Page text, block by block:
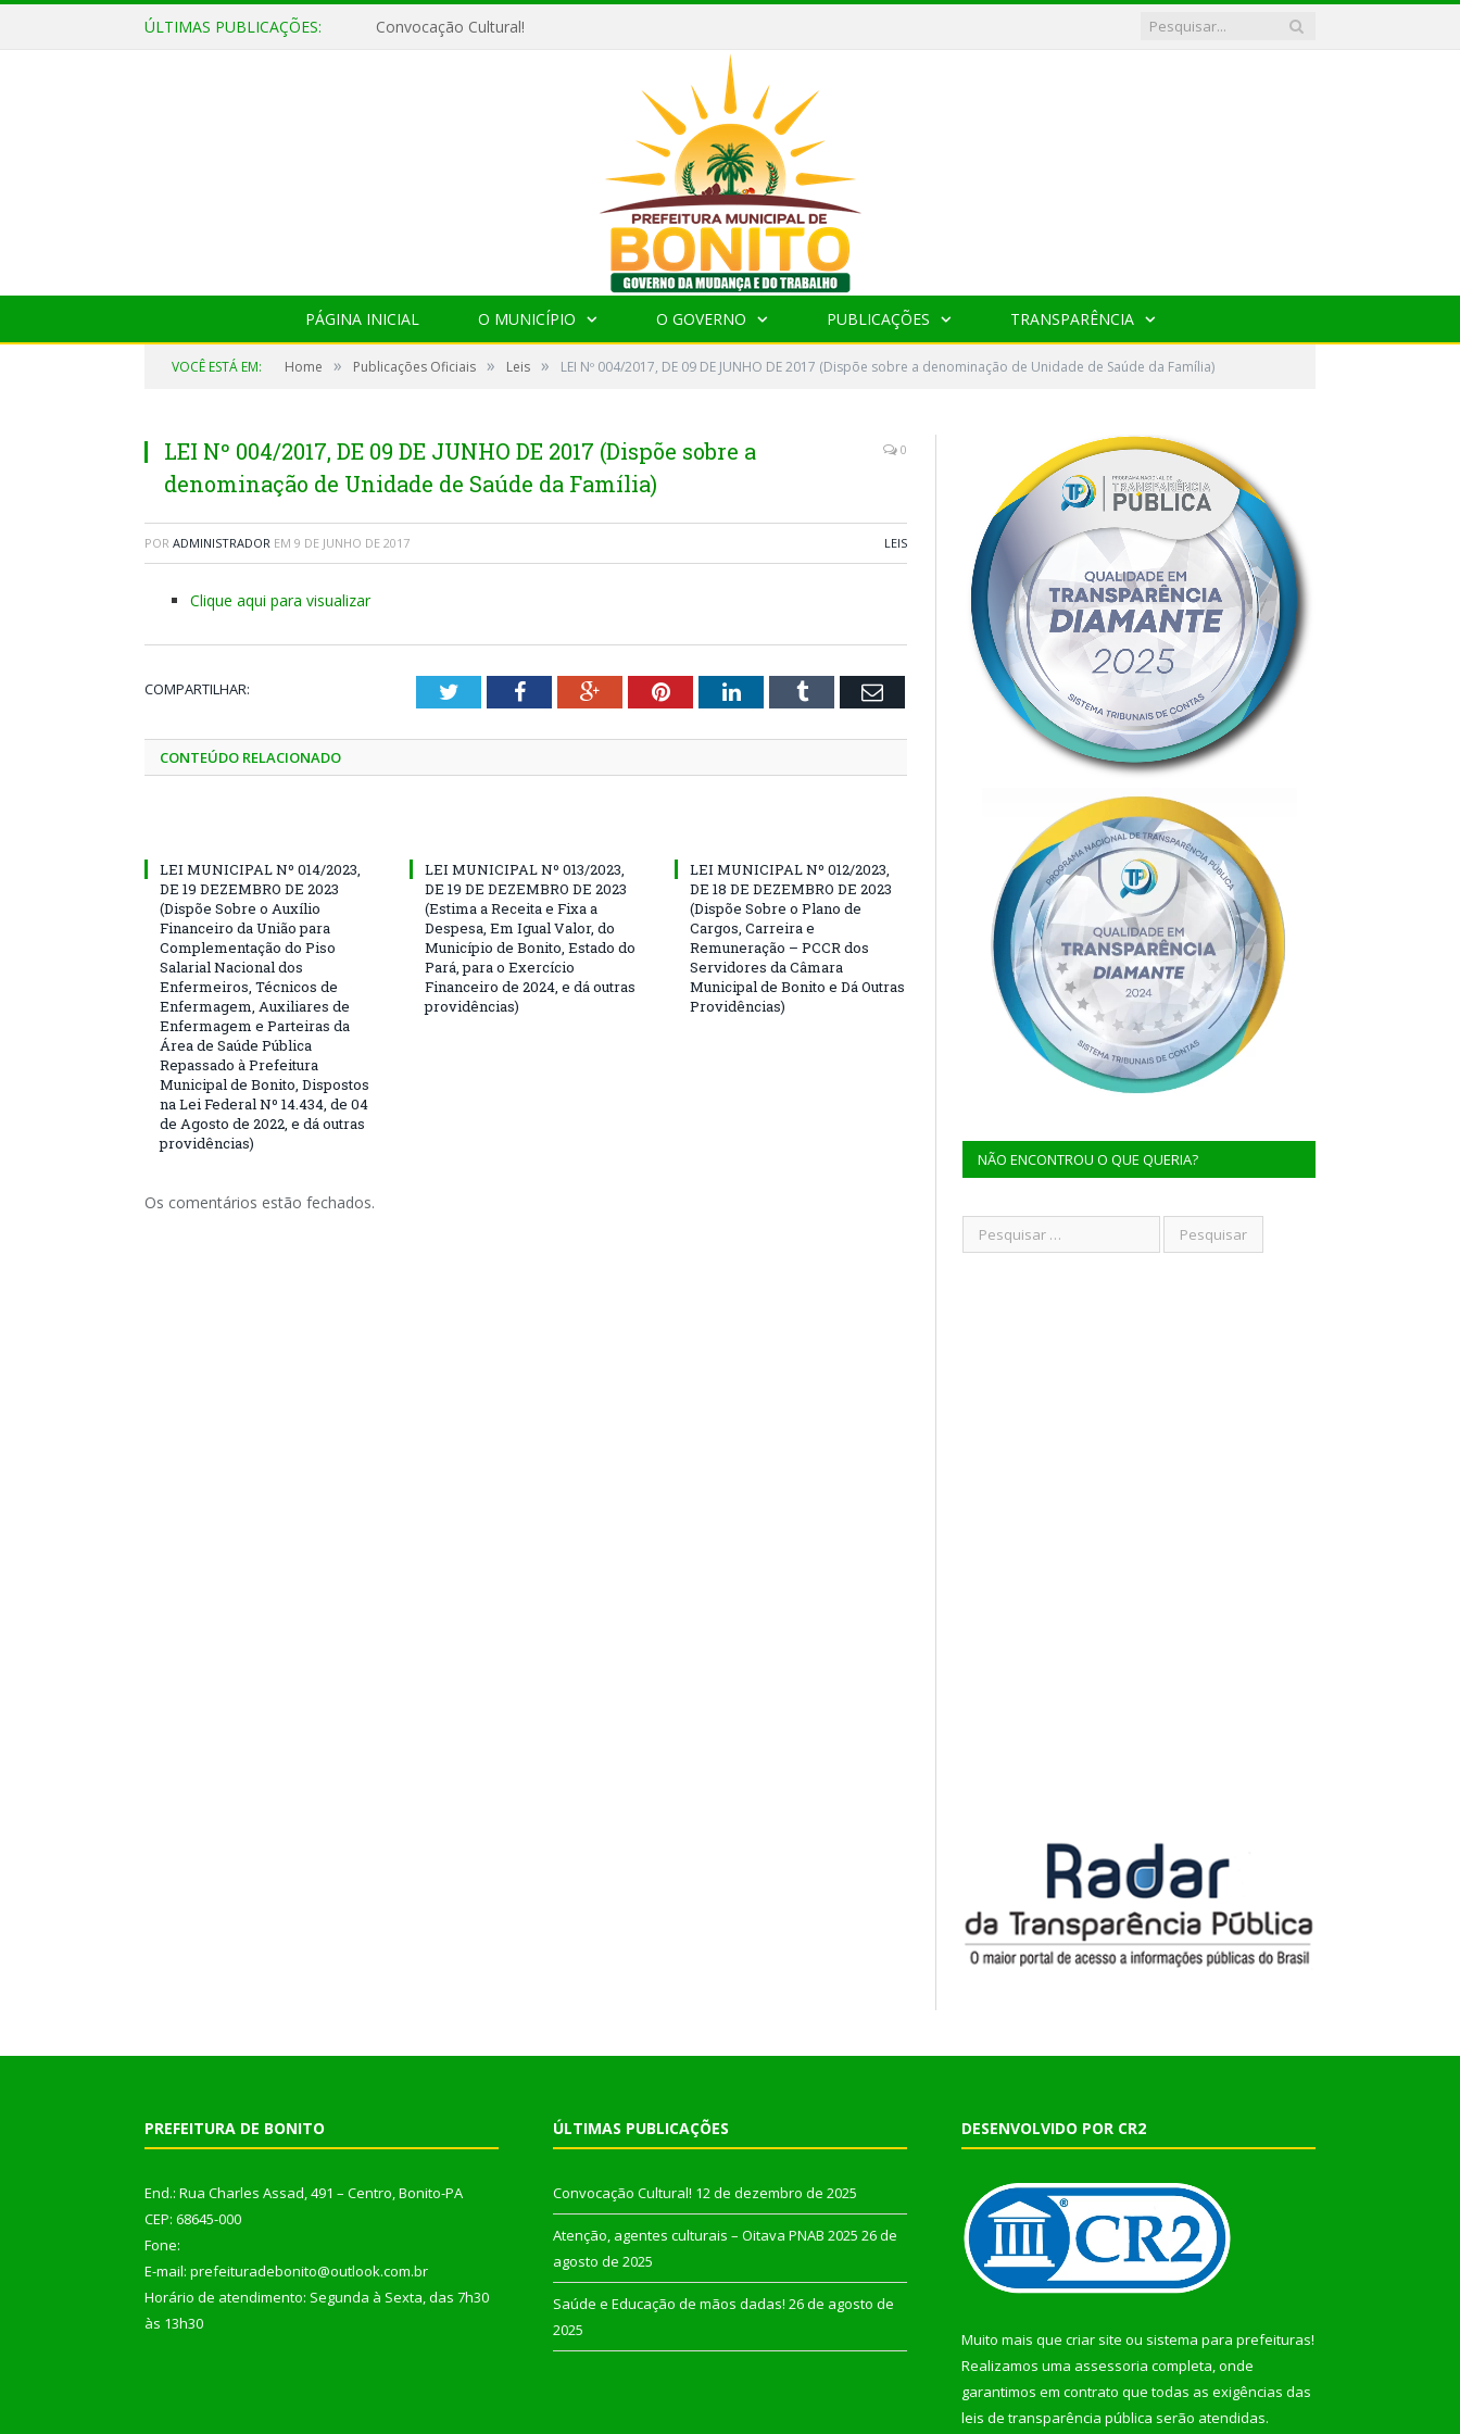
ÚLTIMAS PUBLICAÇÕES: Convocação Cultural!
PÁGINA INICIAL O MUNICÍPIO O GOVERNO PUBLICAÇÕES TRANSPARÊNCIA
VOCÊ ESTÁ EM: Home » Publicações Oficiais » Leis » LEI Nº 004/2017, DE 09 DE JUNHO DE 2017 (Dispõe sobre a denominação de Unidade de Saúde da Família)
LEI Nº 004/2017, DE 09 DE JUNHO DE 2017 (Dispõe sobre a
denominação de Unidade de Saúde da Família)
0
POR ADMINISTRADOR EM 9 DE JUNHO DE 2017 LEIS
Clique aqui para visualizar
COMPARTILHAR: TwitterFacebookGoogle+PinterestLinkedInTumblr Email
CONTEÚDO RELACIONADO
LEI MUNICIPAL Nº 014/2023,
DE 19 DEZEMBRO DE 2023
(Dispõe Sobre o Auxílio
Financeiro da União para
Complementação do Piso
Salarial Nacional dos
Enfermeiros, Técnicos de
Enfermagem, Auxiliares de
Enfermagem e Parteiras da
Área de Saúde Pública
Repassado à Prefeitura
Municipal de Bonito, Dispostos
na Lei Federal Nº 14.434, de 04
de Agosto de 2022, e dá outras
providências)
LEI MUNICIPAL Nº 013/2023,
DE 19 DE DEZEMBRO DE 2023
(Estima a Receita e Fixa a
Despesa, Em Igual Valor, do
Município de Bonito, Estado do
Pará, para o Exercício
Financeiro de 2024, e dá outras
providências)
LEI MUNICIPAL Nº 012/2023,
DE 18 DE DEZEMBRO DE 2023
(Dispõe Sobre o Plano de
Cargos, Carreira e
Remuneração – PCCR dos
Servidores da Câmara
Municipal de Bonito e Dá Outras
Providências)
Os comentários estão fechados.
NÃO ENCONTROU O QUE QUERIA?
PREFEITURA DE BONITO
End.: Rua Charles Assad, 491 – Centro, Bonito-PA
CEP: 68645-000
Fone:
E-mail: prefeituradebonito@outlook.com.br
Horário de atendimento: Segunda à Sexta, das 7h30
às 13h30
ÚLTIMAS PUBLICAÇÕES
Convocação Cultural! 12 de dezembro de 2025
Atenção, agentes culturais – Oitava PNAB 2025 26 de
agosto de 2025
Saúde e Educação de mãos dadas! 26 de agosto de
2025
DESENVOLVIDO POR CR2
Muito mais que criar site ou sistema para prefeituras!
Realizamos uma assessoria completa, onde
garantimos em contrato que todas as exigências das
leis de transparência pública serão atendidas.